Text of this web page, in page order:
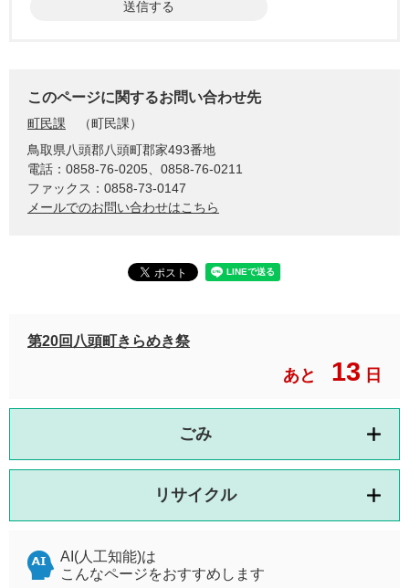
このページに関するお問い合わせ先
町民課
町民課
鳥取県八頭郡八頭町郡家493番地
電話：0858-76-0205、0858-76-0211
ファックス：0858-73-0147
メールでのお問い合わせはこちら
第20回八頭町きらめき祭
あと 13 日
ごみ
リサイクル
AI(人工知能)は
こんなページをおすすめします